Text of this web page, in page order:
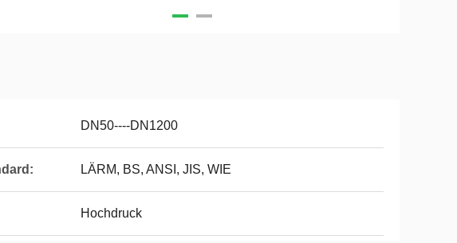
DN50----DN1200
LÄRM, BS, ANSI, JIS, WIE
Hochdruck